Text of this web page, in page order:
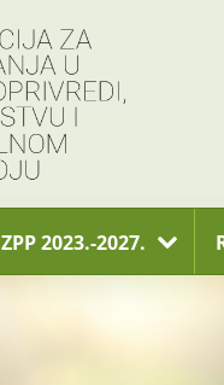
ZPP 2023.-2027.